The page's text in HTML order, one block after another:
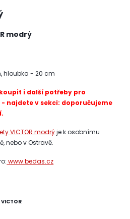
modrý
hloubka - 20 cm
i další potřeby pro
najdete v sekci: doporučujeme
VICTOR modrýje k osobnímu
nebo v Ostravě.
www.bedas.cz